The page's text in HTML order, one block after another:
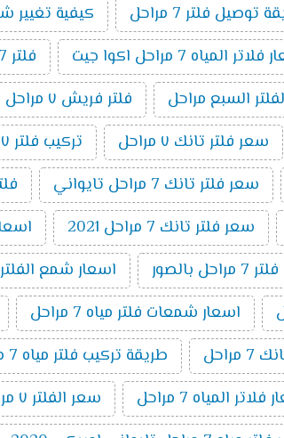
توصيل فلتر 7 مراحل كيفية تغيير شمعة
المياه 7 مراحل اكوا جيت فلتر 7 مراحل بدون خزان
السبع مراحل فلتر فريش ٧ مراحل
سعر فلتر تانك ٧ مراحل تركيب فلتر ٧ مراحل
سعر فلتر تانك 7 مراحل تايواني
سعر فلتر تانك 7 مراحل 2021 اسعار
بالصور اسعار شمع الفلتر 7 مراحل
اسعار شمعات فلتر مياه 7 مراحل
طريقة تركيب فلتر مياه 7 مراحل بالصور
المياه 7 مراحل سعر الفلتر ٧ مراحل